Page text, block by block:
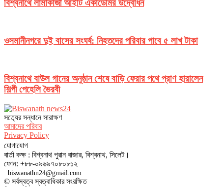
বিশ্বনাথে লামাকাজী আইটি একাডেমির উদ্বোধন
ওসমানীনগরে দুই বাসের সংঘর্ষ: নিহতদের পরিবার পাবে ৫ লাখ টাকা
বিশ্বনাথে বাউল গানের অনুষ্ঠান শেষে বাড়ি ফেরার পথে প্রাণ হারালেন
শিল্পী পেহেলি ভৈরবী
সত‌্যের সন্ধানে সারাক্ষণ
আমাদের পরিবার
Privacy Policy
যোগাযোগ
বার্তা কক্ষ : বিশ্বনাথ পুরান বাজার, বিশ্বনাথ, সিলেট।
ফোন: +৮৮-০৯৬৯৭০৮০৮১২
biswanathn24@gmail.com
© সর্বস্বত্ব স্বত্বাধিকার সংরক্ষিত